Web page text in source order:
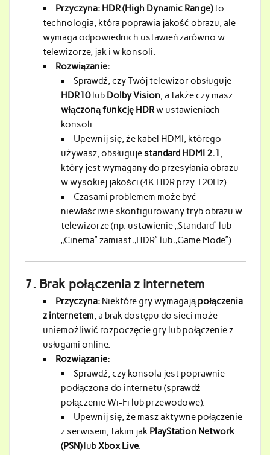
Przyczyna: HDR (High Dynamic Range)to
technologia, która poprawia jakość obrazu, ale
wymaga odpowiednich ustawień zarówno w
telewizorze, jak i w konsoli.
Rozwiązanie:
Sprawdź, czy Twój telewizor obsługuje
HDR10lub Dolby Vision, a także czy masz
włączoną funkcję HDRw ustawieniach
konsoli.
Upewnij się, że kabel HDMI, którego
używasz, obsługujestandard HDMI 2.1 ,
który jest wymagany do przesyłania obrazu
w wysokiej jakości (4K HDR przy 120Hz).
Czasami problemem może być
niewłaściwie skonfigurowany tryb obrazu w
telewizorze (np. ustawienie „Standard” lub
„Cinema” zamiast „HDR” lub „Game Mode”).
7. Brak połączenia z internetem
Przyczyna: Niektóre gry wymagająpołączenia
z internetem, a brak dostępu do sieci może
uniemożliwić rozpoczęcie gry lub połączenie z
usługami online.
Rozwiązanie:
Sprawdź, czy konsola jest poprawnie
podłączona do internetu (sprawdź
połączenie Wi-Fi lub przewodowe).
Upewnij się, że masz aktywne połączenie
z serwisem, takim jak PlayStation Network
(PSN)lubXbox Live.